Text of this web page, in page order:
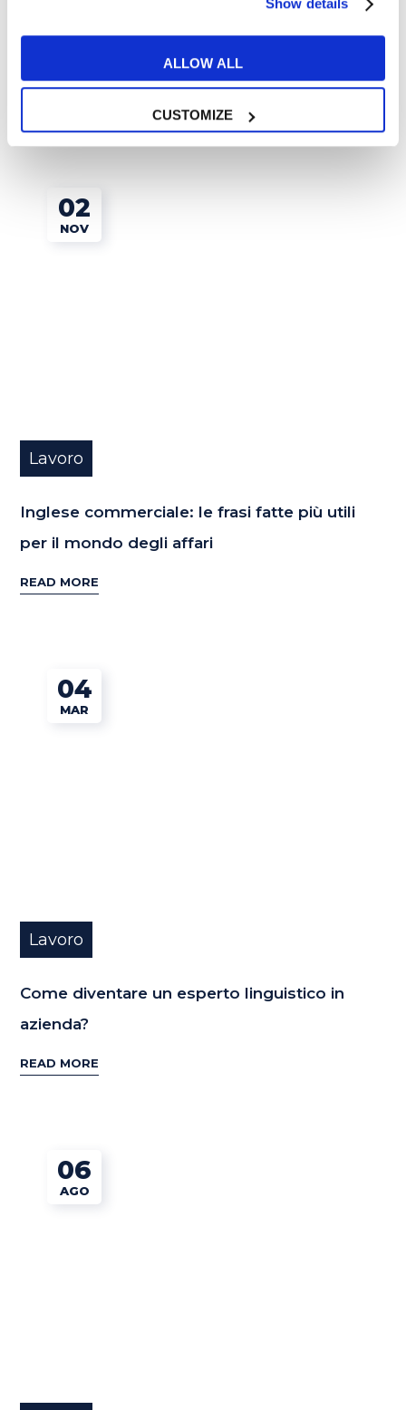
Show details
ALLOW ALL
CUSTOMIZE
26 APRILE 2018
Articoli correlati
02
NOV
Lavoro
Inglese commerciale: le frasi fatte più utili
per il mondo degli affari
READ MORE
04
MAR
Lavoro
Come diventare un esperto linguistico in
azienda?
READ MORE
06
AGO